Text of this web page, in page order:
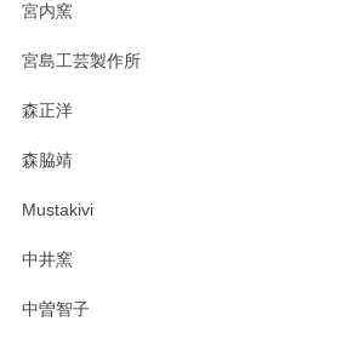
おかけしました。 ありがとうございます。
宮内窯
宮島工芸製作所
森正洋
森脇靖
Mustakivi
中井窯
中曽智子